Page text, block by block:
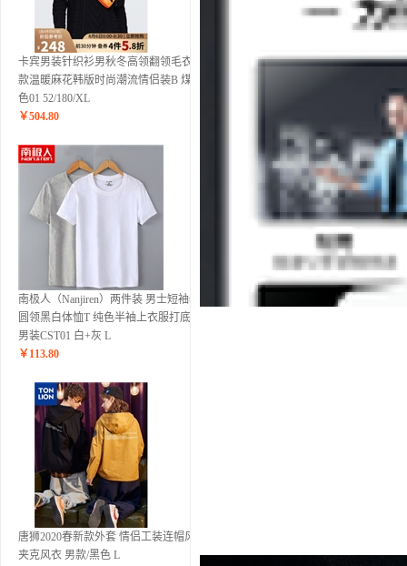
卡宾男装针织衫男秋冬高领翻领毛衣新
款温暖麻花韩版时尚潮流情侣装B 煤黑
色01 52/180/XL
￥504.80
南极人（Nanjiren）两件装 男士短袖t恤
圆领黑白体恤T 纯色半袖上衣服打底衫
男装CST01 白+灰 L
￥ 113.80
唐狮2020春新款外套 情侣工装连帽风衣
夹克风衣 男款/黑色 L